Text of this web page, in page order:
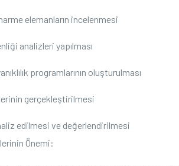
elemanların incelenmesi
analizleri yapılması
programlarının oluşturulması
gerçekleştirilmesi
edilmesi ve değerlendirilmesi
Önemi: